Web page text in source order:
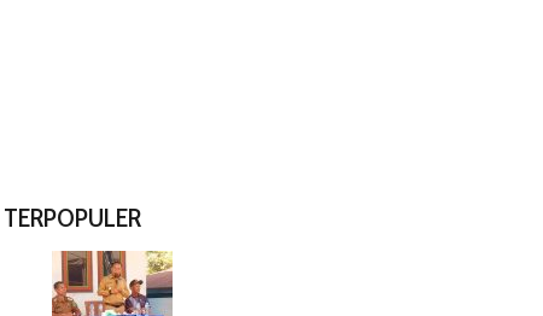
TERPOPULER